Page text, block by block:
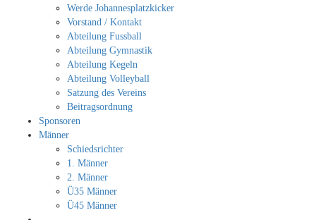
Werde Johannesplatzkicker
Vorstand / Kontakt
Abteilung Fussball
Abteilung Gymnastik
Abteilung Kegeln
Abteilung Volleyball
Satzung des Vereins
Beitragsordnung
Sponsoren
Männer
Schiedsrichter
1. Männer
2. Männer
Ü35 Männer
Ü45 Männer